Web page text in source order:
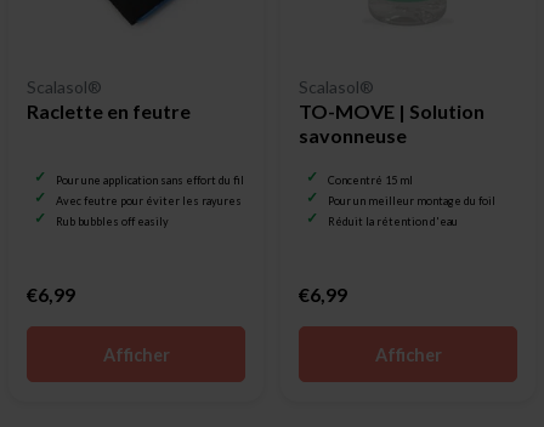
Scalasol®
Raclette en feutre
Pour une application sans effort du film pour vitrage
Avec feutre pour éviter les rayures
Rub bubbles off easily
€6,99
Afficher
Scalasol®
TO-MOVE | Solution
savonneuse
Concentré 15 ml
Pour un meilleur montage du foil
Réduit la rétention d'eau
€6,99
Afficher